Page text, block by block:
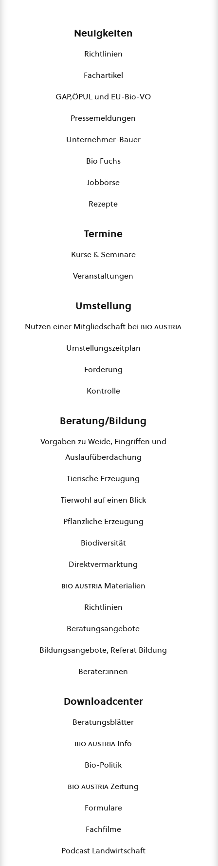
Neuigkeiten
Richtlinien
Fachartikel
GAP,ÖPUL und EU-Bio-VO
Pressemeldungen
Unternehmer-Bauer
Bio Fuchs
Jobbörse
Rezepte
Termine
Kurse & Seminare
Veranstaltungen
Umstellung
Nutzen einer Mitgliedschaft bei bio austria
Umstellungszeitplan
Förderung
Kontrolle
Beratung/Bildung
Vorgaben zu Weide, Eingriffen und
Auslaufüberdachung
Tierische Erzeugung
Tierwohl auf einen Blick
Pflanzliche Erzeugung
Biodiversität
Direktvermarktung
bio austriaMaterialien
Richtlinien
Beratungsangebote
Bildungsangebote, Referat Bildung
Berater:innen
Downloadcenter
Beratungsblätter
bio austria Info
Bio-Politik
bio austriaZeitung
Formulare
Fachfilme
Podcast Landwirtschaft